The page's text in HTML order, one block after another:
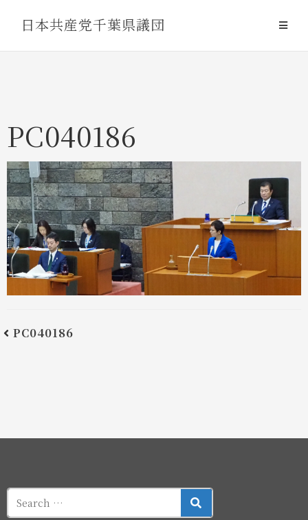
日本共産党千葉県議団
PC040186
PC040186